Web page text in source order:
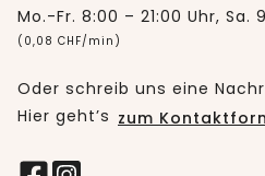
Mo.-Fr. 8:00 – 21:00 Uhr, Sa.
(0,08 CHF/min)
Oder schreib uns eine
Hier geht’s zum